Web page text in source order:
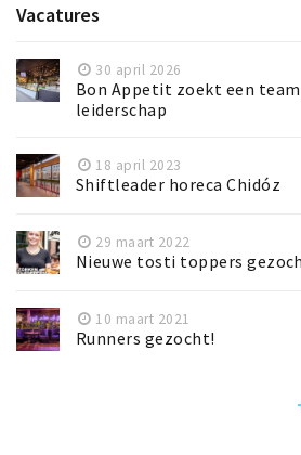
Vacatures
30 april 2026
Bon Appetit zoekt een
leiderschap
18 april 2023
Shiftleader horeca Chidóz
29 maart 2022
Nieuwe tosti toppers
10 maart 2021
Runners gezocht!